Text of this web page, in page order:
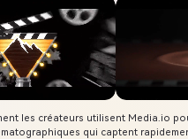
les créateurs utilisent Media.io
qui captent